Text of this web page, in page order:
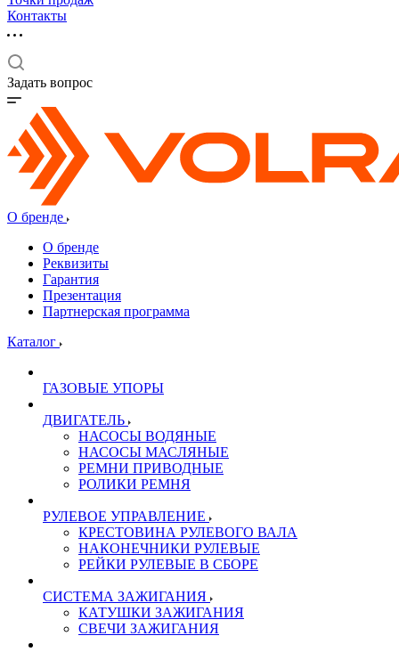
Контакты
Задать вопрос
О бренде
О бренде
Реквизиты
Гарантия
Презентация
Партнерская программа
Каталог
ГАЗОВЫЕ УПОРЫ
ДВИГАТЕЛЬ
НАСОСЫ ВОДЯНЫЕ
НАСОСЫ МАСЛЯНЫЕ
РЕМНИ ПРИВОДНЫЕ
РОЛИКИ РЕМНЯ
РУЛЕВОЕ УПРАВЛЕНИЕ
КРЕСТОВИНА РУЛЕВОГО ВАЛА
НАКОНЕЧНИКИ РУЛЕВЫЕ
РЕЙКИ РУЛЕВЫЕ В СБОРЕ
СИСТЕМА ЗАЖИГАНИЯ
КАТУШКИ ЗАЖИГАНИЯ
СВЕЧИ ЗАЖИГАНИЯ